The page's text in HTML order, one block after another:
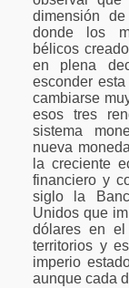
dimensión
donde los
bélicos
en plena
esconder
cambiarse
esos tres
sistema
nueva
la creciente
financiero y
siglo la
Unidos que
dólares en
territorios y
imperio
aunque cada